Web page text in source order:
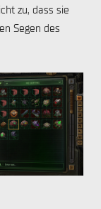
zu, dass sie
Segen des